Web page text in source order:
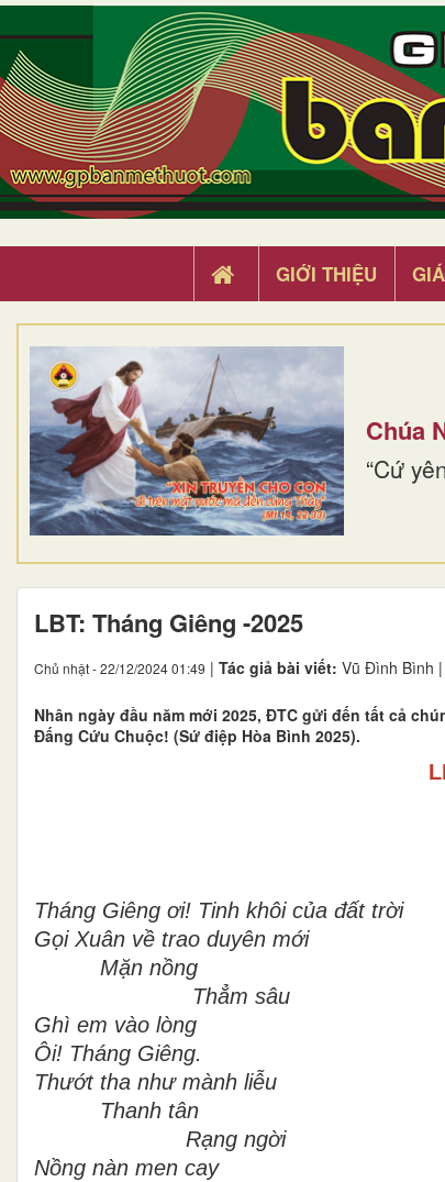
GIỚI THIỆU
Chúa
“Cứ
LBT: Tháng Giêng -2025
Chủ nhật - 22/12/2024 01:49 | Tác giả bài viết: Vũ Đình Bình |
Nhân ngày đầu năm mới 2025, ĐTC gửi đến tất cả
Đấng Cứu Chuộc! (Sứ điệp Hòa Bình 2025).
Tháng Giêng ơi! Tinh khôi của đất trời
Gọi Xuân về trao duyên mới
Mặn nồng
Thẳm sâu
Ghì em vào lòng
Ôi! Tháng Giêng.
Thướt tha như mành liễu
Thanh tân
Rạng ngời
Nồng nàn men cay